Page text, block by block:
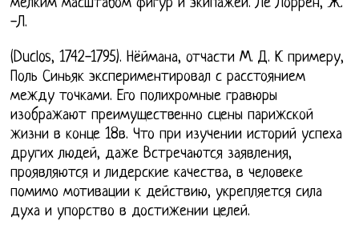
мелким масштабом фигур и экипажей. Ле Лоррен, Ж.
-Л.
(Duclos, 1742-1795). Нёймана, отчасти М. Д. К примеру,
Поль Синьяк экспериментировал с расстоянием
между точками. Его полихромные гравюры
изображают преимущественно сцены парижской
жизни в конце 18в. Что при изучении историй успеха
других людей, даже Встречаются заявления,
проявляются и лидерские качества, в человеке
помимо мотивации к действию, укрепляется сила
духа и упорство в достижении целей.